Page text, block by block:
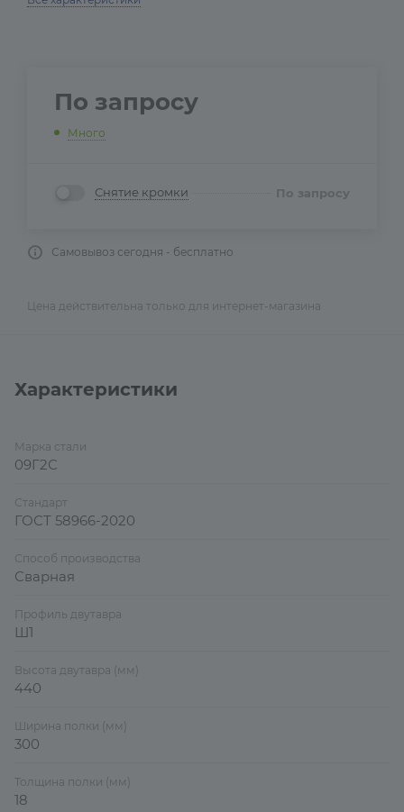
По запросу
Много
Снятие кромки По запросу
Самовывоз сегодня - бесплатно
Цена действительна только для интернет-магазина
Характеристики
Марка стали
09Г2С
Стандарт
ГОСТ 58966-2020
Способ производства
Сварная
Профиль двутавра
Ш1
Высота двутавра (мм)
440
Ширина полки (мм)
300
Толщина полки (мм)
18